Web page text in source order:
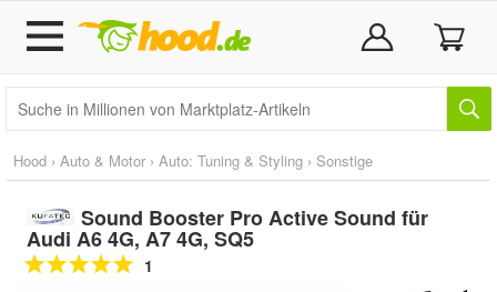
Hood › Auto & Motor › Auto: Tuning & Styling › Sonstige
Sound Booster Pro Active Sound für
Audi A6 4G, A7 4G, SQ5
1